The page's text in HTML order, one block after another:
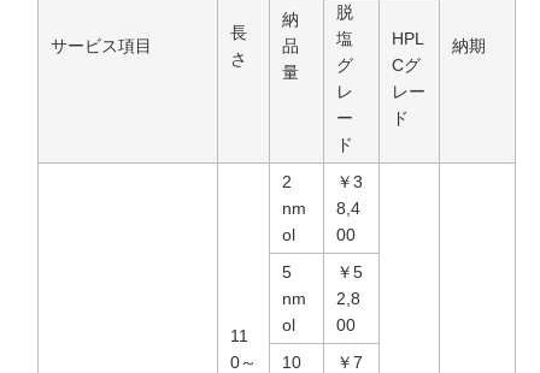
サービス項目
長
さ
納
品
量
納期
脱
塩
グ
レ
ー
ド
HPL
Cグ
レー
ド
11
0～
2
nm
ol
￥3
8,4
00
5
nm
ol
￥5
2,8
00
10
￥7